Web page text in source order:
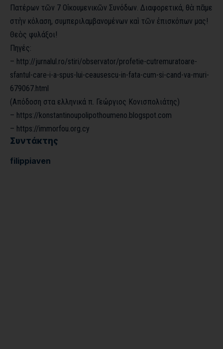
Πατέρων τῶν 7 Οἰκουμενικῶν Συνόδων. Διαφορετικά, θὰ πᾶμε
στὴν κόλαση, συμπεριλαμβανομένων καὶ τῶν ἐπισκόπων μας!
Θεὸς φυλάξοι!
Πηγές:
– http://jurnalul.ro/stiri/observator/profetie-cutremuratoare-
sfantul-care-i-a-spus-lui-ceausescu-in-fata-cum-si-cand-va-muri-
679067.html
(Απόδοση στα ελληνικά π. Γεώργιος Κονισπολιάτης)
– https://konstantinoupolipothoumeno.blogspot.com
– https://immorfou.org.cy
Συντάκτης
filippiaven